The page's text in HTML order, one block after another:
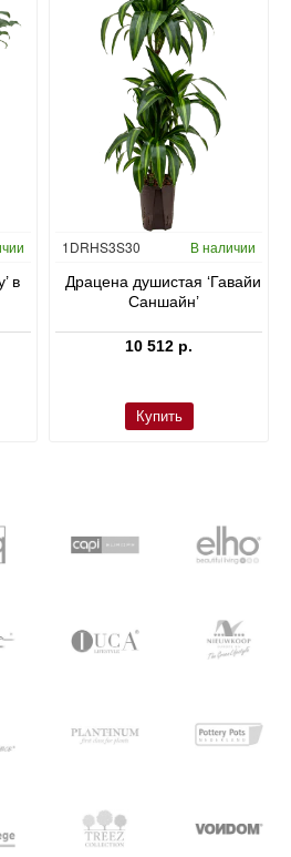
в
Гидропоника
1DRHS3S30 В наличии
Драцена душистая ‘Гавайи
Саншайн’
10 512 р.
Купить